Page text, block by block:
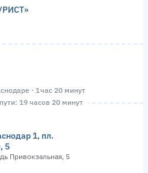
· 1 час 20 минут
19 часов 20 минут
1, пл.
5
Привокзальная, 5